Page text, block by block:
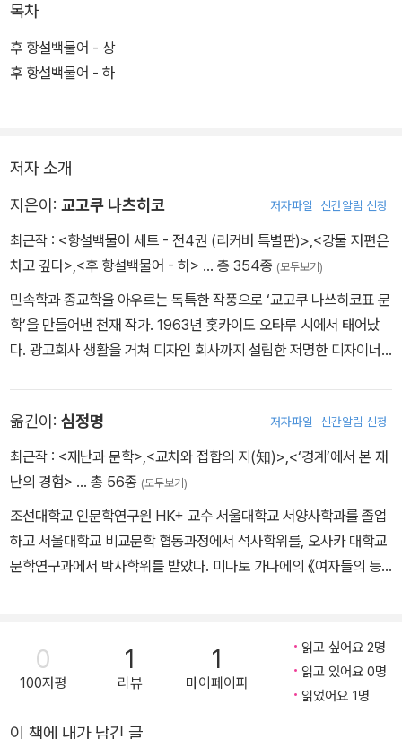
비채에서는 독자 의견을 십분 반영해 한 권으로는 다소 무거운, 원고
지 3000여 매 분량의 <후 항설백물어>를 상하권 두 권에 나누어 소
개한다. 독서 편의를 위해 책의 무게는 덜었지만 이야기의 무게는 결
고 <후 항설백물어>에 아낌없는 찬사를 보냈다.
목차
후 항설백물어 - 상
후 항설백물어 - 하
저자 소개
지은이: 교고쿠 나츠히코 저자파일 신간알림 신청
최근작 : <항설백물어 세트 - 전4권 (리커버 특별판)>,<강물 저편은
차고 깊다>,<후 항설백물어 - 하> … 총 354종 (모두보기)
민속학과 종교학을 아우르는 독특한 작풍으로 ‘교고쿠 나쓰히코표 문
학’을 만들어낸 천재 작가. 1963년 홋카이도 오타루 시에서 태어났
다. 광고회사 생활을 거쳐 디자인 회사까지 설립한 저명한 디자이너
바로 구상부터 완성까지 십여 년이 걸린 첫 소설 《우부메의 여름》이
다. 아름다운 묘사, 방대한 지식, 독자적인 세계관, 치밀하게 교차되는
에피소드, 그리고 그 모든 것을 집대성해 노도처럼 몰아치는 충격적
일본 문단과 독자들은 열광했다. 미스터리 팬들은 비논리적 대상인
요괴와 논리의 산물인 추리를 병합한 그의 재능에 매료됐고, 섬세하
고도 기묘한 스타일에 젊은 여성 독자의 지지도 얻었다. 이러한 인기
《우부메의 여름》 등은 영화화되어 많은 사랑을 받았다. 특히 《항설백
물어》는 WOWOW TV에서 두 차례나 스페셜 드라마로 제작되었다.
1996년 《망량의 상자》로 제49회 일본추리작가협회상을, 1997년
《웃는 이에몬》으로 제25회 이즈미교카문학상을, 2003년 《엿보는
옮긴이: 심정명 저자파일 신간알림 신청
최근작 : <재난과 문학>,<교차와 접합의 지(知)>,<‘경계’에서 본 재
난의 경험> … 총 56종 (모두보기)
조선대학교 인문학연구원 HK+ 교수 서울대학교 서양사학과를 졸업
하고 서울대학교 비교문학 협동과정에서 석사학위를, 오사카 대학교
문학연구과에서 박사학위를 받았다. 미나토 가나에의 《여자들의 등
지》 《이치고 동맹》 등 문학뿐만 아니라, 《유착의 사상》 《스트리트의
사상》 《납치사 고요》 등 다양한 분야의 일본 작품을 우리말로 옮기고
있다.
0
100자평
1
리뷰
1
마이페이퍼
읽고 싶어요 2명
읽고 있어요 0명
읽었어요 1명
이 책에 내가 남긴 글